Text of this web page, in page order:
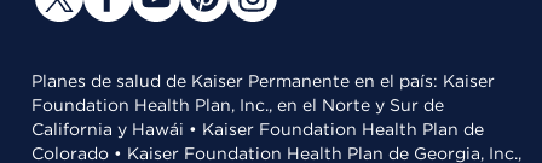
Planes de salud de Kaiser Permanente en el país: Kaiser
Foundation Health Plan, Inc., en el Norte y Sur de
California y Hawái • Kaiser Foundation Health Plan de
Colorado • Kaiser Foundation Health Plan de Georgia, Inc.,